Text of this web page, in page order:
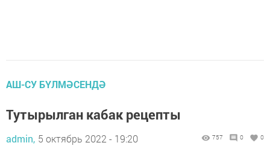
АШ-СУ БҮЛМӘСЕНДӘ
Тутырылган кабак рецепты
admin, 5 октябрь 2022 - 19:20 757 0 0